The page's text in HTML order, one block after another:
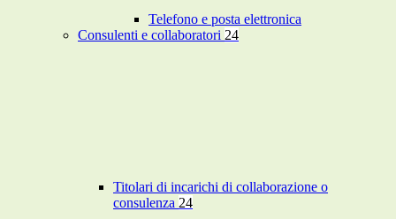
Telefono e posta elettronica
Consulenti e collaboratori 24
Titolari di incarichi di collaborazione o
consulenza 24